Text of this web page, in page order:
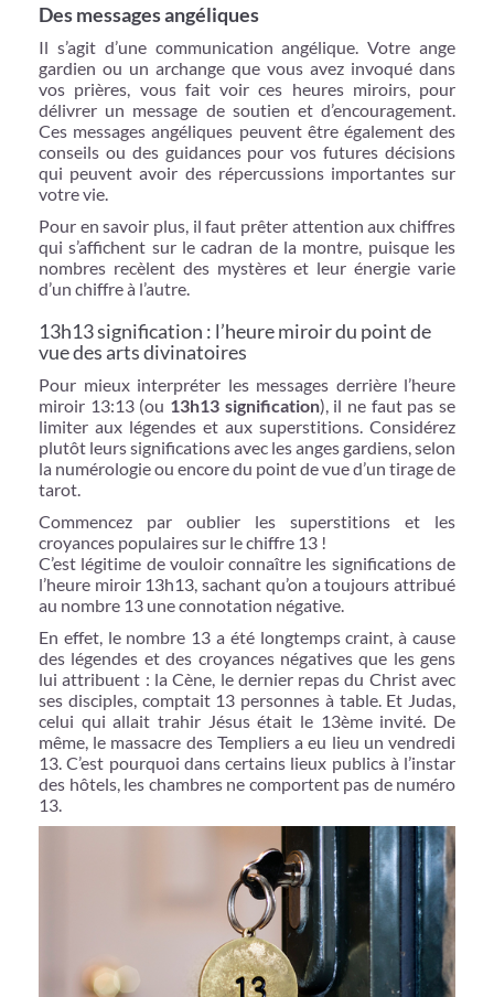
Des messages angéliques
Il s’agit d’une communication angélique. Votre ange
gardien ou un archange que vous avez invoqué dans
vos prières, vous fait voir ces heures miroirs, pour
délivrer un message de soutien et d’encouragement.
Ces messages angéliques peuvent être également des
conseils ou des guidances pour vos futures décisions
qui peuvent avoir des répercussions importantes sur
votre vie.
Pour en savoir plus, il faut prêter attention aux chiffres
qui s’affichent sur le cadran de la montre, puisque les
nombres recèlent des mystères et leur énergie varie
d’un chiffre à l’autre.
13h13 signification : l’heure miroir du point de
vue des arts divinatoires
Pour mieux interpréter les messages derrière l’heure
miroir 13:13 (ou 13h13 signification), il ne faut pas se
limiter aux légendes et aux superstitions. Considérez
plutôt leurs significations avec les anges gardiens, selon
la numérologie ou encore du point de vue d’un tirage de
tarot.
Commencez par oublier les superstitions et les
croyances populaires sur le chiffre 13 !
C’est légitime de vouloir connaître les significations de
l’heure miroir 13h13, sachant qu’on a toujours attribué
au nombre 13 une connotation négative.
En effet, le nombre 13 a été longtemps craint, à cause
des légendes et des croyances négatives que les gens
lui attribuent : la Cène, le dernier repas du Christ avec
ses disciples, comptait 13 personnes à table. Et Judas,
celui qui allait trahir Jésus était le 13ème invité. De
même, le massacre des Templiers a eu lieu un vendredi
13. C’est pourquoi dans certains lieux publics à l’instar
des hôtels, les chambres ne comportent pas de numéro
13.